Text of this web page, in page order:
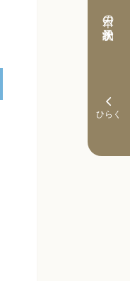
本日の予約状況